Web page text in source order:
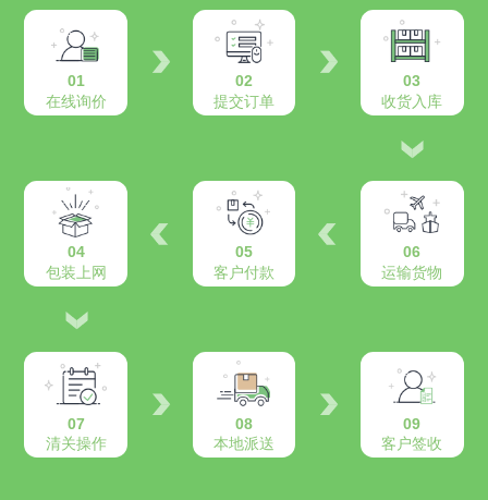
01
在线询价
02
提交订单
03
收货入库
04
包装上网
05
客户付款
06
运输货物
07
清关操作
08
本地派送
09
客户签收